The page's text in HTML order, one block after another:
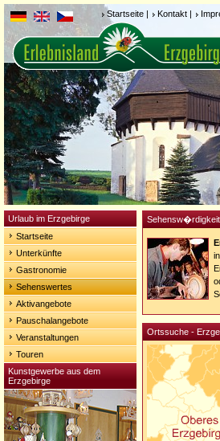
Startseite | Kontakt |
Urlaub im Erzgebirge
Startseite
Unterkünfte
Gastronomie
Sehenswertes
Aktivangebote
Pauschalangebote
Veranstaltungen
Touren
Kunstgewerbe aus dem
Erzgebirge
Ortssuche -